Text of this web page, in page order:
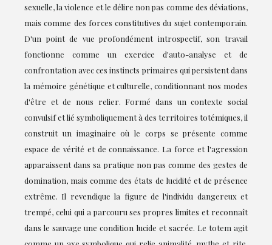
sexuelle, la violence et le délire non pas comme des déviations,
mais comme des forces constitutives du sujet contemporain.
D'un point de vue profondément introspectif, son travail
fonctionne comme un exercice d'auto-analyse et de
confrontation avec ces instincts primaires qui persistent dans
la mémoire génétique et culturelle, conditionnant nos modes
d'être et de nous relier. Formé dans un contexte social
convulsif et lié symboliquement à des territoires totémiques, il
construit un imaginaire où le corps se présente comme
espace de vérité et de connaissance. La force et l'agression
apparaissent dans sa pratique non pas comme des gestes de
domination, mais comme des états de lucidité et de présence
extrême. Il revendique la figure de l'individu dangereux et
trempé, celui qui a parcouru ses propres limites et reconnaît
dans le sauvage une condition lucide et sacrée. Le totem agit